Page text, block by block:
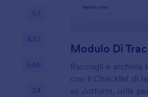
Raccogli e archivia
con il Checklist di
su Jotform, utile
57
447
646
34